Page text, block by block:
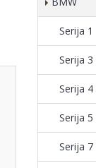
Serija 1
Serija 3
Serija 4
Serija 5
Serija 7